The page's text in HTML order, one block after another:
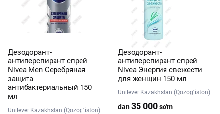
Дезодорант-
антиперспирант спрей
Nivea Men Серебряная
защита
антибактериальный 150
мл
Unilever Kazakhstan (Qozog`iston)
Дезодорант-
антиперспирант спрей
Nivea Энергия свежести
для женщин 150 мл
Unilever Kazakhstan (Qozog`iston)
dan35 000so'm